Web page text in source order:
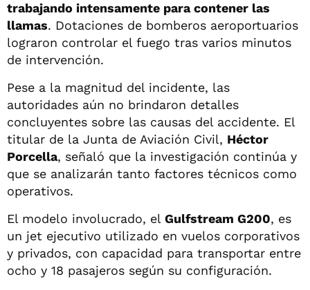
trabajando intensamente para contener las
llamas. Dotaciones de bomberos aeroportuarios
lograron controlar el fuego tras varios minutos
de intervención.
Pese a la magnitud del incidente, las
autoridades aún no brindaron detalles
concluyentes sobre las causas del accidente. El
titular de la Junta de Aviación Civil, Héctor
Porcella, señaló que la investigación continúa y
que se analizarán tanto factores técnicos como
operativos.
El modelo involucrado, el Gulfstream G200, es
un jet ejecutivo utilizado en vuelos corporativos
y privados, con capacidad para transportar entre
ocho y 18 pasajeros según su configuración.